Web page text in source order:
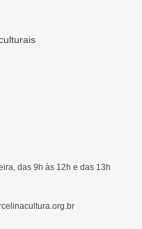
das 9h às 12h e das 13h